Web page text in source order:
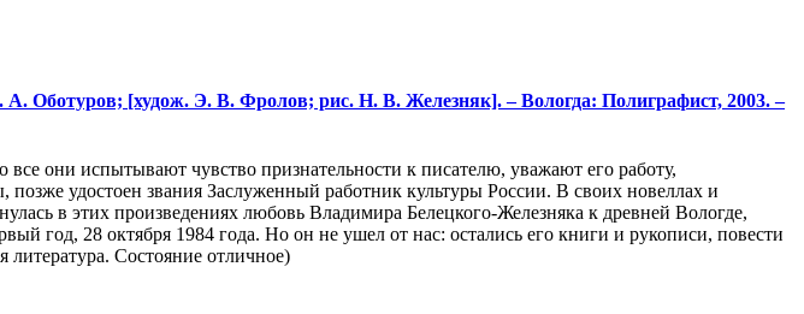
Оботуров; [худож. Э. В. Фролов; рис. Н. В. Железняк]. – Вологда: Полиграфист, 2003. –
они испытывают чувство признательности к писателю, уважают его работу,
удостоен звания Заслуженный работник культуры России. В своих новеллах и
в этих произведениях любовь Владимира Белецкого-Железняка к древней Вологде,
год, 28 октября 1984 года. Но он не ушел от нас: остались его книги и рукописи, повести
Состояние отличное)